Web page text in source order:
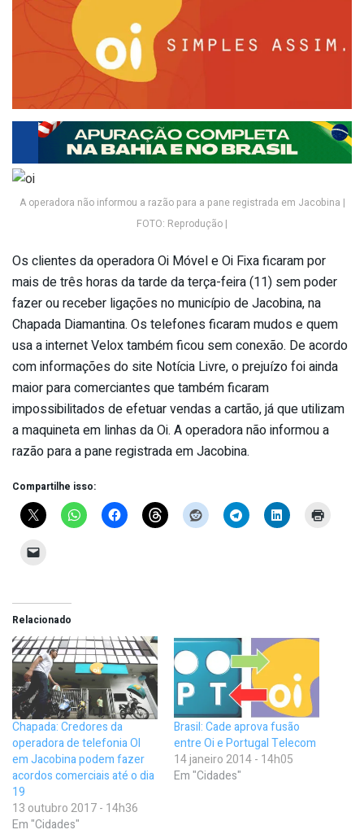
A operadora não informou a razão para a pane registrada em Jacobina |
FOTO: Reprodução |
Os clientes da operadora Oi Móvel e Oi Fixa ficaram por
mais de três horas da tarde da terça-feira (11) sem poder
fazer ou receber ligações no município de Jacobina, na
Chapada Diamantina. Os telefones ficaram mudos e quem
usa a internet Velox também ficou sem conexão. De acordo
com informações do site Notícia Livre, o prejuízo foi ainda
maior para comerciantes que também ficaram
impossibilitados de efetuar vendas a cartão, já que utilizam
a maquineta em linhas da Oi. A operadora não informou a
razão para a pane registrada em Jacobina.
Compartilhe isso:
Relacionado
Chapada: Credores da
operadora de telefonia OI
em Jacobina podem fazer
acordos comerciais até o dia
19
13 outubro 2017 - 14h36
Em "Cidades"
Brasil: Cade aprova fusão
entre Oi e Portugal Telecom
14 janeiro 2014 - 14h05
Em "Cidades"